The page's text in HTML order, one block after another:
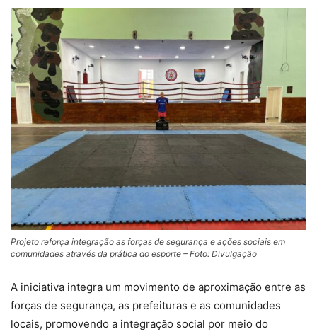
Projeto reforça integração as forças de segurança e ações sociais em
comunidades através da prática do esporte – Foto: Divulgação
A iniciativa integra um movimento de aproximação entre as
forças de segurança, as prefeituras e as comunidades
locais, promovendo a integração social por meio do